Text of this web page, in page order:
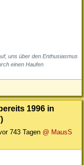
uns über den Enthusiasmus
einen Haufen
1996 in
743 Tagen @ MausS